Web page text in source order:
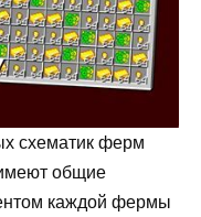
схематик ферм
общие
каждой фермы